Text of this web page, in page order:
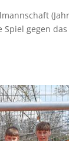
gegen